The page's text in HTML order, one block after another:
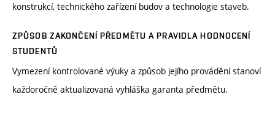
konstrukcí, technického zařízení budov a technologie staveb.
ZPŮSOB ZAKONČENÍ PŘEDMĚTU A PRAVIDLA HODNOCENÍ
STUDENTŮ
Vymezení kontrolované výuky a způsob jejího provádění stanoví
každoročně aktualizovaná vyhláška garanta předmětu.